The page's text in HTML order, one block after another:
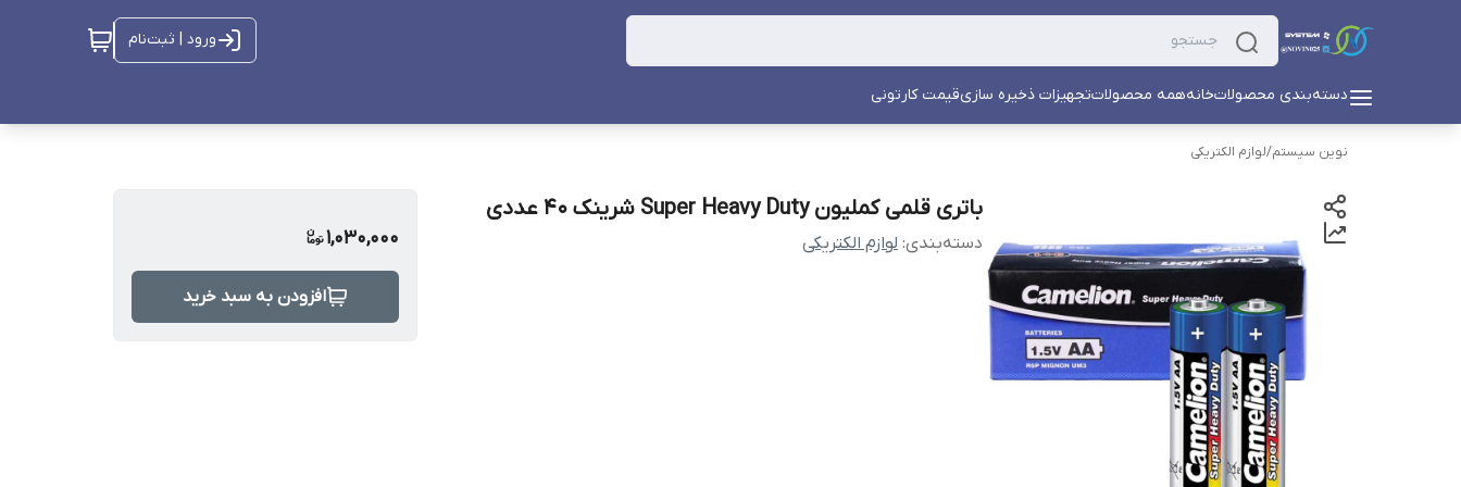
ورود | ثبت‌نام
دسته‌بندی محصولاتخانههمه محصولاتتجهیزات ذخیره سازیقیمت کارتونی
نوین سیستم/لوازم الکتریکی
باتری قلمی کملیون Super Heavy Duty شرینک 40 عددی
دسته‌بندی: لوازم الکتریکی 1,030,000
افزودن به سبد خرید